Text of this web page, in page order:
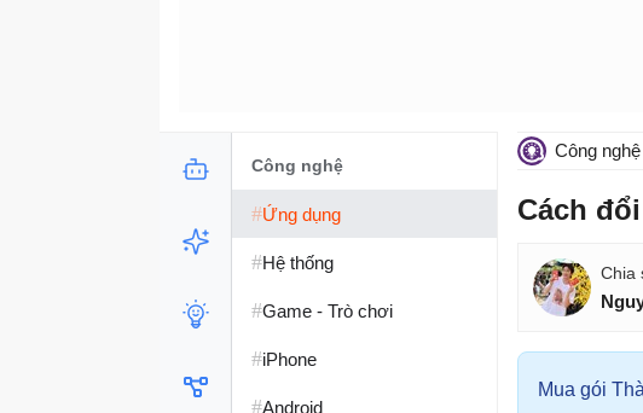
Công nghệ
Cách
Mua gói
Công nghệ
#Ứng dụng
#Hệ thống
#Game - Trò chơi
#iPhone
#Android